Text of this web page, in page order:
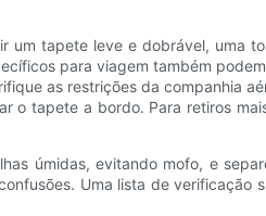
um tapete leve e dobrável, uma
para viagem também
as restrições da companhia
o tapete a bordo. Para retiros
úmidas, evitando mofo, e
Uma lista de verificação